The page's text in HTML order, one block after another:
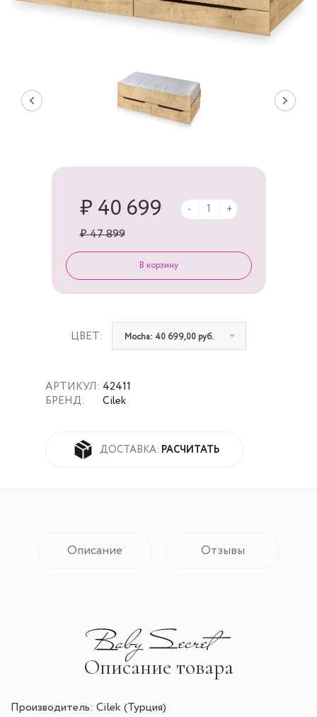
АРТИКУЛ:
БРЕНД:
42411
Cilek
ДОСТАВКА: РАСЧИТАТЬ
ЦВЕТ: Mocha: 40 699,00 руб.
₽ 40 699
₽ 47 899
- +
Описание Отзывы
Описание товара
Производитель: Cilek (Турция)